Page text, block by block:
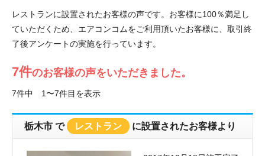
レストランに設置されたお客様の声です。お客様に100％満足し
ていただくため、エアコンコムをご利用頂いたお客様に、取引終
了後アンケートの実施を行っています。
7件のお客様の声をいただきました。
7件中 1〜7件目を表示
栃木市 で レストラン に設置されたお客様より